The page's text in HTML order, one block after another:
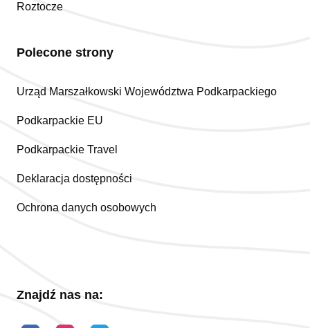
Roztocze
Polecone strony
Urząd Marszałkowski Województwa Podkarpackiego
Podkarpackie EU
Podkarpackie Travel
Deklaracja dostępności
Ochrona danych osobowych
Znajdź nas na: